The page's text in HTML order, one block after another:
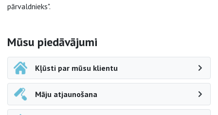
pārvaldnieks".
Sāna navigācija
Mūsu piedāvājumi
Kļūsti par mūsu klientu
Māju atjaunošana